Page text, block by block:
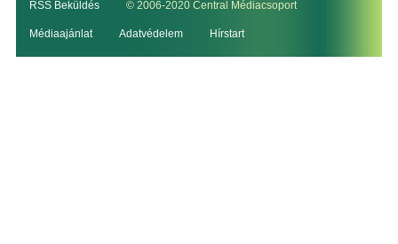
RSS Beküldés © 2006-2020 Central Médiacsoport
Médiaajánlat Adatvédelem Hírstart